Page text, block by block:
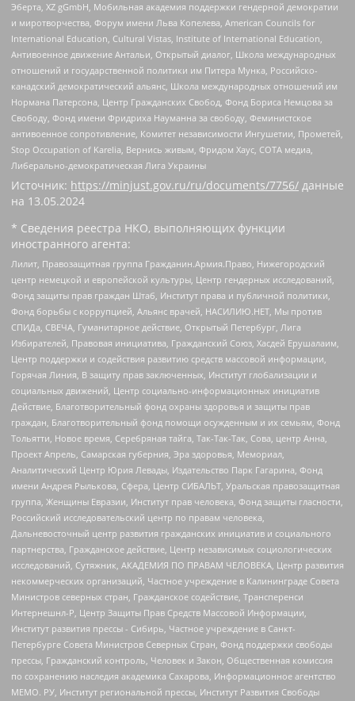
Эберта, XZ gGmbH, Мобильная академия поддержки гендерной демократии
и миротворчества, Форум имени Льва Копелева, American Councils for
International Education, Cultural Vistas, Institute of International Education,
Антивоенное движение Антальи, Открытый диалог, Школа международных
отношений и государственной политики им Питера Мунка, Российско-
канадский демократический альянс, Школа международных отношений им
Нормана Патерсона, Центр Гражданских Свобод, Фонд Бориса Немцова за
Свободу, Фонд имени Фридриха Науманна за свободу, Феминистское
антивоенное сопротивление, Комитет независимости Ингушетии, Прометей,
Stop Occupation of Karelia, Вернись живым, Фридом Хаус, СОТА медиа,
Либерально-демократическая Лига Украины
Источник: https://minjust.gov.ru/ru/documents/7756/ данные
на 13.05.2024
* Сведения реестра НКО, выполняющих функции
иностранного агента:
Лилит, Правозащитная группа Гражданин.Армия.Право, Нижегородский
центр немецкой и европейской культуры, Центр гендерных исследований,
Фонд защиты прав граждан Штаб, Институт права и публичной политики,
Фонд борьбы с коррупцией, Альянс врачей, НАСИЛИЮ.НЕТ, Мы против
СПИДа, СВЕЧА, Гуманитарное действие, Открытый Петербург, Лига
Избирателей, Правовая инициатива, Гражданский Союз, Хасдей Ерушалаим,
Центр поддержки и содействия развитию средств массовой информации,
Горячая Линия, В защиту прав заключенных, Институт глобализации и
социальных движений, Центр социально-информационных инициатив
Действие, Благотворительный фонд охраны здоровья и защиты прав
граждан, Благотворительный фонд помощи осужденным и их семьям, Фонд
Тольятти, Новое время, Серебряная тайга, Так-Так-Так, Сова, центр Анна,
Проект Апрель, Самарская губерния, Эра здоровья, Мемориал,
Аналитический Центр Юрия Левады, Издательство Парк Гагарина, Фонд
имени Андрея Рылькова, Сфера, Центр СИБАЛЬТ, Уральская правозащитная
группа, Женщины Евразии, Институт прав человека, Фонд защиты гласности,
Российский исследовательский центр по правам человека,
Дальневосточный центр развития гражданских инициатив и социального
партнерства, Гражданское действие, Центр независимых социологических
исследований, Сутяжник, АКАДЕМИЯ ПО ПРАВАМ ЧЕЛОВЕКА, Центр развития
некоммерческих организаций, Частное учреждение в Калининграде Совета
Министров северных стран, Гражданское содействие, Трансперенси
Интернешнл-Р, Центр Защиты Прав Средств Массовой Информации,
Институт развития прессы - Сибирь, Частное учреждение в Санкт-
Петербурге Совета Министров Северных Стран, Фонд поддержки свободы
прессы, Гражданский контроль, Человек и Закон, Общественная комиссия
по сохранению наследия академика Сахарова, Информационное агентство
МЕМО. РУ, Институт региональной прессы, Институт Развития Свободы